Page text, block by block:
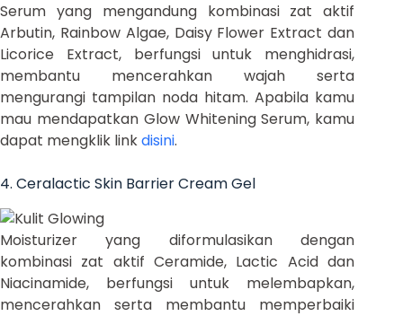
Serum yang mengandung kombinasi zat aktif
Arbutin, Rainbow Algae, Daisy Flower Extract dan
Licorice Extract, berfungsi untuk menghidrasi,
membantu mencerahkan wajah serta
mengurangi tampilan noda hitam. Apabila kamu
mau mendapatkan Glow Whitening Serum, kamu
dapat mengklik linkdisini.
4. Ceralactic Skin Barrier Cream Gel
Moisturizer yang diformulasikan dengan
kombinasi zat aktif Ceramide, Lactic Acid dan
Niacinamide, berfungsi untuk melembapkan,
mencerahkan serta membantu memperbaiki